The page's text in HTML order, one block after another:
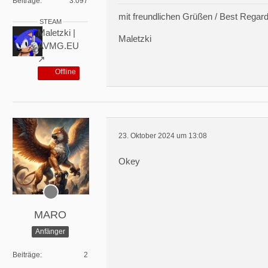
STEAM
Maletzki |
AVMG.EU
Offline
mit freundlichen Grüßen / Best
Maletzki
MARO
Anfänger
Beiträge 2
23. Oktober 2024 um 13:08
Okey